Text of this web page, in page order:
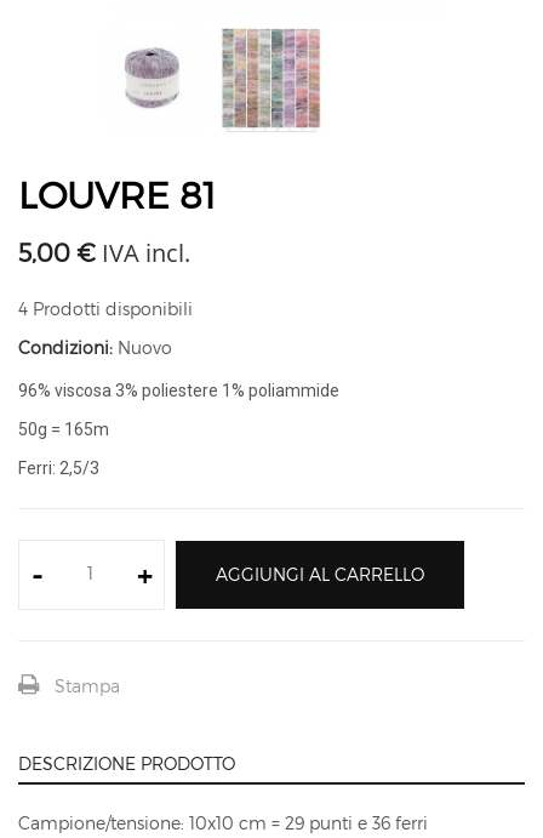
LOUVRE 81
5,00 € IVA incl.
4 Prodotti disponibili
Condizioni: Nuovo
96% viscosa 3% poliestere 1% poliammide
50g = 165m
Ferri: 2,5/3
- + AGGIUNGI AL CARRELLO
Stampa
DESCRIZIONE PRODOTTO
Campione/tensione: 10x10 cm = 29 punti e 36 ferri